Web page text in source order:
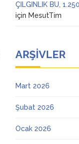
ÇILGINLIK BU,
için MesutTim
ARŞIVLER
Mart 2026
Şubat 2026
Ocak 2026